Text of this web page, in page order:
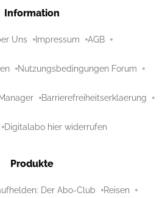
Information
Uns Impressum AGB
Nutzungsbedingungen Forum
Barrierefreiheitserklaerung
Digitalabo hier widerrufen
Produkte
Der Abo-Club Reisen